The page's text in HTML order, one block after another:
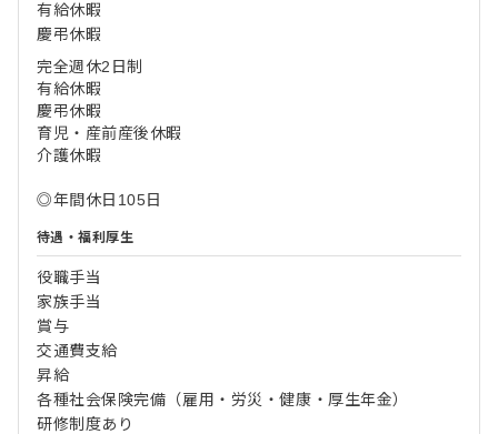
有給休暇
慶弔休暇
完全週休2日制
有給休暇
慶弔休暇
育児・産前産後休暇
介護休暇
◎年間休日105日
待遇・福利厚生
役職手当
家族手当
賞与
交通費支給
昇給
各種社会保険完備（雇用・労災・健康・厚生年金）
研修制度あり